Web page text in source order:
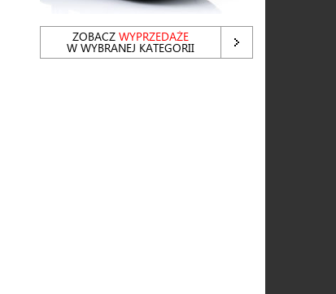
ZOBACZ WYPRZEDAŻE
W WYBRANEJ KATEGORII